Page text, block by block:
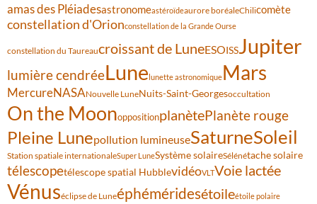
amas des Pléiadesastronomeastéroïdeaurore boréaleChilicomète
constellation d'Orionconstellation de la Grande Ourse
constellation du Taureaucroissant de LuneESOISSJupiter
lumière cendréeLunelunette astronomiqueMars
MercureNASANouvelle LuneNuits-Saint-Georgesoccultation
On the MoonoppositionplanètePlanète rouge
Pleine Lunepollution lumineuseSaturneSoleil
Station spatiale internationaleSuper LuneSystème solaireSélénétache solaire
télescopetélescope spatial HubblevidéoVLTVoie lactée
Vénuséclipse de Luneéphéméridesétoileétoile polaire